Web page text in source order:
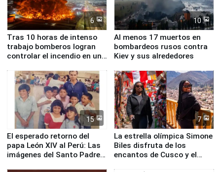
6
Tras 10 horas de intenso
trabajo bomberos logran
controlar el incendio en una
de Chile
10
Al menos 17 muertos en
bombardeos rusos contra
Kiev y sus alrededores
15
El esperado retorno del
papa León XIV al Perú: Las
imágenes del Santo Padre
7
La estrella olímpica Simone
Biles disfruta de los
encantos de Cusco y el